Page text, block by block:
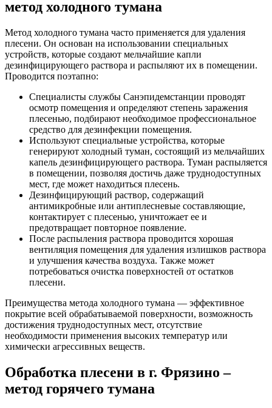
метод холодного тумана
Метод холодного тумана часто применяется для удаления
плесени. Он основан на использовании специальных
устройств, которые создают мельчайшие капли
дезинфицирующего раствора и распыляют их в помещении.
Проводится поэтапно:
Специалисты службы Санэпидемстанции проводят
осмотр помещения и определяют степень заражения
плесенью, подбирают необходимое профессиональное
средство для дезинфекции помещения.
Используют специальные устройства, которые
генерируют холодный туман, состоящий из мельчайших
капель дезинфицирующего раствора. Туман распыляется
в помещении, позволяя достичь даже труднодоступных
мест, где может находиться плесень.
Дезинфицирующий раствор, содержащий
антимикробные или антиплесневые составляющие,
контактирует с плесенью, уничтожает ее и
предотвращает повторное появление.
После распыления раствора проводится хорошая
вентиляция помещения для удаления излишков раствора
и улучшения качества воздуха. Также может
потребоваться очистка поверхностей от остатков
плесени.
Преимущества метода холодного тумана — эффективное
покрытие всей обрабатываемой поверхности, возможность
достижения труднодоступных мест, отсутствие
необходимости применения высоких температур или
химически агрессивных веществ.
Обработка плесени в г. Фрязино –
метод горячего тумана